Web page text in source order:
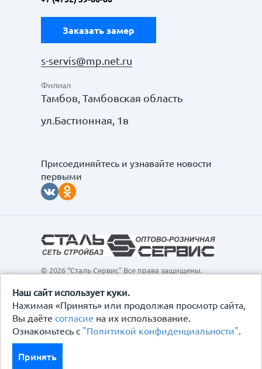
Наш сайт использует куки.
Нажимая «Принять» или продолжая просмотр сайта,
Вы даёте согласие на их использование.
Ознакомьтесь с "Политикой конфиденциальности".
Принять
Заказать замер
s-servis@mp.net.ru
Филиал
Тамбов, Тамбовская область
ул.Бастионная, 1в
Присоединяйтесь и узнавайте новости
первыми
© 2026 “Сталь Сервис" Все права защищены.
интернет-сайт, а также вся информация о товарах и
ценах, предоставленная на нём, носит
исключительно информационный характер и ни при
каких условиях не является публичной офертой,
определяемой положениями Статьи 437
Договор-оферта